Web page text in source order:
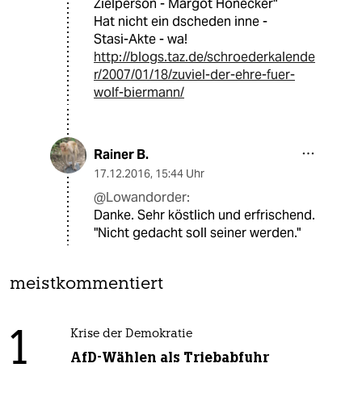
Zielperson - Margot Honecker"
Hat nicht ein dscheden inne -
Stasi-Akte - wa!
http://blogs.taz.de/schroederkalende
r/2007/01/18/zuviel-der-ehre-fuer-
wolf-biermann/
Rainer B.
17.12.2016, 15:44 Uhr
@Lowandorder:
Danke. Sehr köstlich und erfrischend.
"Nicht gedacht soll seiner werden."
meistkommentiert
1 Krise der Demokratie
AfD-Wählen als Triebabfuhr